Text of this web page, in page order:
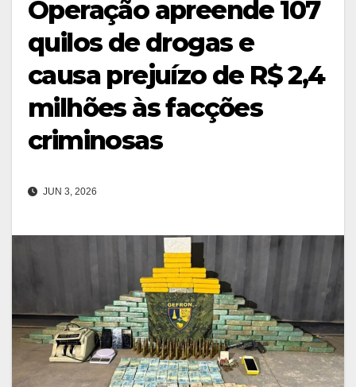
Operação apreende 107
quilos de drogas e
causa prejuízo de R$ 2,4
milhões às facções
criminosas
JUN 3, 2026